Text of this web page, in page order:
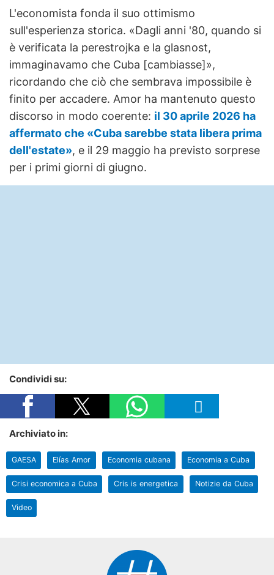
L'economista fonda il suo ottimismo
sull'esperienza storica. «Dagli anni '80, quando si
è verificata la perestrojka e la glasnost,
immaginavamo che Cuba [cambiasse]»,
ricordando che ciò che sembrava impossibile è
finito per accadere. Amor ha mantenuto questo
discorso in modo coerente: il 30 aprile 2026 ha
affermato che «Cuba sarebbe stata libera prima
dell'estate», e il 29 maggio ha previsto sorprese
per i primi giorni di giugno.
Condividi su:
Archiviato in:
GAESA Elías Amor Economia cubana Economia a Cuba
Crisi economica a Cuba Cris is energetica Notizie da Cuba
Video